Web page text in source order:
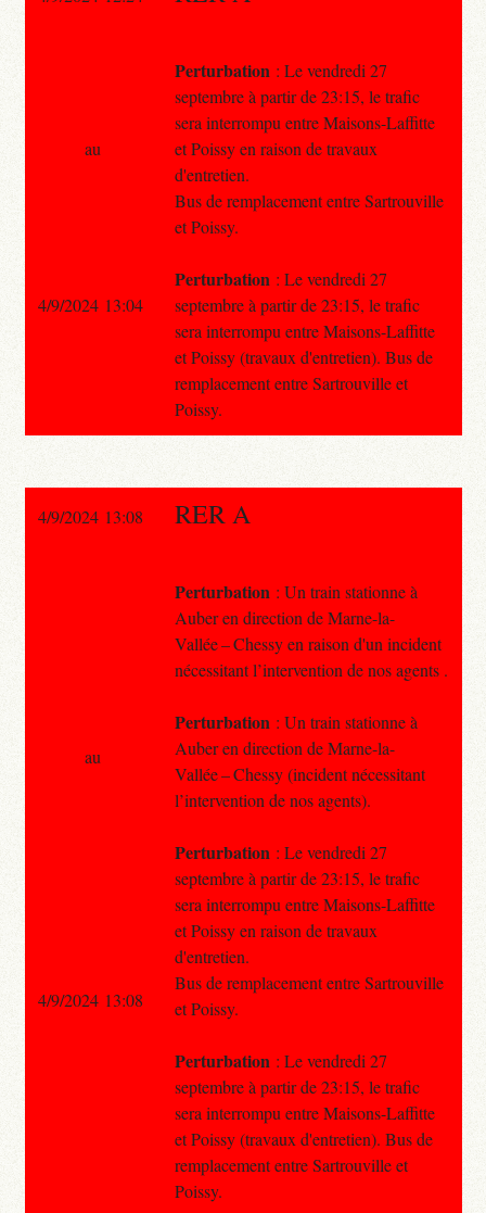
Perturbation : Le vendredi 27
septembre à partir de 23:15, le trafic
sera interrompu entre Maisons-Laffitte
et Poissy en raison de travaux
d'entretien.
Bus de remplacement entre Sartrouville
et Poissy.
Perturbation : Le vendredi 27
septembre à partir de 23:15, le trafic
sera interrompu entre Maisons-Laffitte
et Poissy (travaux d'entretien). Bus de
remplacement entre Sartrouville et
Poissy.
au
4/9/2024 13:04
4/9/2024 13:08 RER A
Perturbation : Un train stationne à
Auber en direction de Marne-la-
Vallée – Chessy en raison d'un incident
nécessitant l’intervention de nos agents .
Perturbation : Un train stationne à
Auber en direction de Marne-la-
Vallée – Chessy (incident nécessitant
l’intervention de nos agents).
Perturbation : Le vendredi 27
septembre à partir de 23:15, le trafic
sera interrompu entre Maisons-Laffitte
et Poissy en raison de travaux
d'entretien.
Bus de remplacement entre Sartrouville
et Poissy.
Perturbation : Le vendredi 27
septembre à partir de 23:15, le trafic
sera interrompu entre Maisons-Laffitte
et Poissy (travaux d'entretien). Bus de
remplacement entre Sartrouville et
Poissy.
au
4/9/2024 13:08